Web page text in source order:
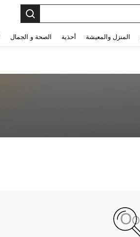
المنزل والمعيشة أحذية الصحة و الجمال